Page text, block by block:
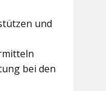
und
bei den